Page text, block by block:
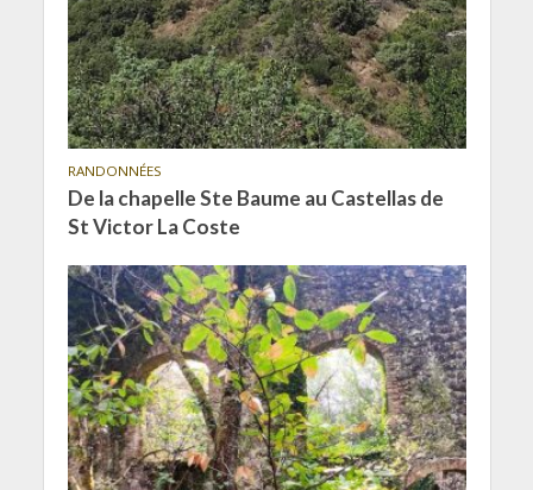
RANDONNÉES
De la chapelle Ste Baume au Castellas de
St Victor La Coste